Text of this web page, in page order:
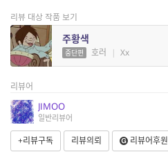
리뷰 대상 작품 보기
주황색
중단편 호러 | Xx
리뷰어
JIMOO
일반리뷰어
+리뷰구독 리뷰의뢰 리뷰어후원